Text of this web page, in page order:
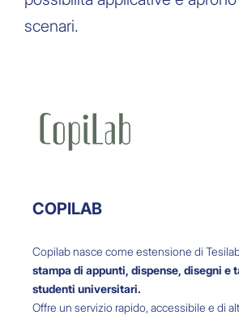
scenari.
COPILAB
Copilab nasce come estensione di
stampa di appunti, dispense, disegni e
studenti universitari.
Offre un servizio rapido, accessibile e di